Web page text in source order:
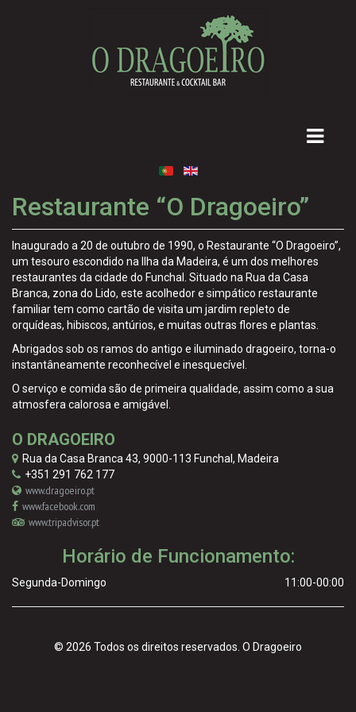
Restaurante “O Dragoeiro”
Inaugurado a 20 de outubro de 1990, o Restaurante “O Dragoeiro”,
um tesouro escondido na Ilha da Madeira, é um dos melhores
restaurantes da cidade do Funchal. Situado na Rua da Casa
Branca, zona do Lido, este acolhedor e simpático restaurante
familiar tem como cartão de visita um jardim repleto de
orquídeas, hibiscos, antúrios, e muitas outras flores e plantas.
Abrigados sob os ramos do antigo e iluminado dragoeiro, torna-o
instantâneamente reconhecível e inesquecível.
O serviço e comida são de primeira qualidade, assim como a sua
atmosfera calorosa e amigável.
O DRAGOEIRO
Rua da Casa Branca 43, 9000-113 Funchal , Madeira
+351 291 762 177
www.dragoeiro.pt
www.facebook.com
www.tripadvisor.pt
Horário de Funcionamento:
Segunda-Domingo 11:00-00:00
© 2026 Todos os direitos reservados. O Dragoeiro